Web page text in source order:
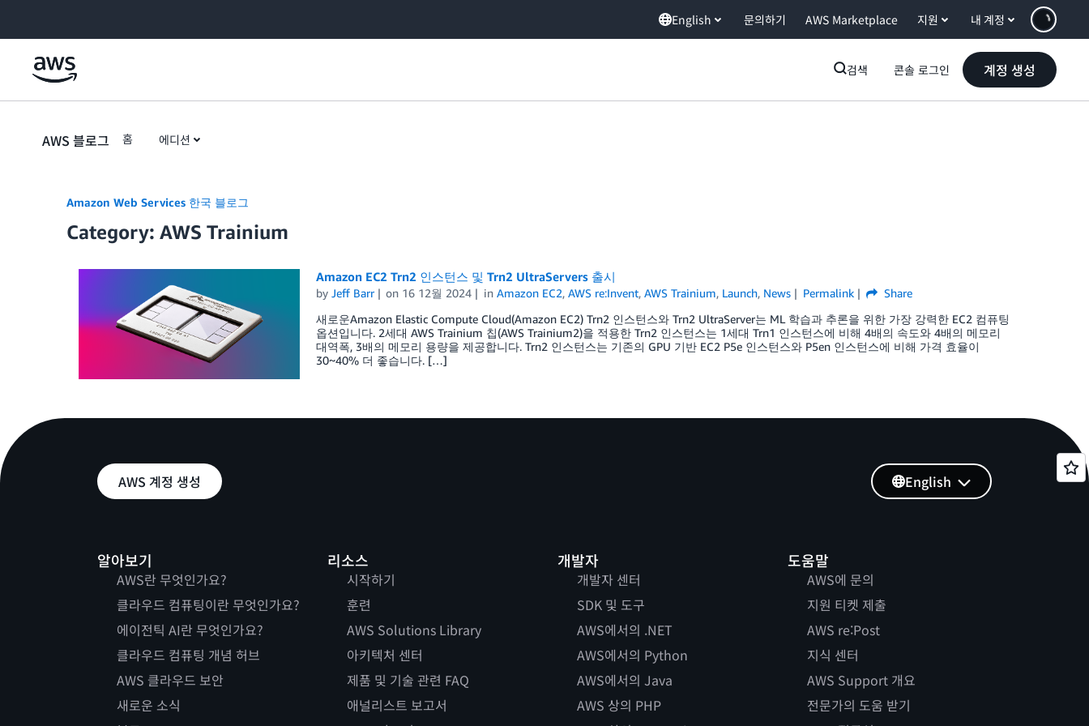
English 문의하기 AWS Marketplace 지원 내 계정
검색 콘솔 로그인 계정 생성
AWS 블로그 홈 에디션
Amazon Web Services 한국 블로그
Category: AWS Trainium
Amazon EC2 Trn2 인스턴스 및 Trn2 UltraServers 출시
by Jeff Barr on 16 12월 2024 inAmazon EC2,AWS re:Invent,AWS Trainium, Launch, News Permalink
Share
새로운Amazon Elastic Compute Cloud(Amazon EC2) Trn2 인스턴스와 Trn2 UltraServer는 ML 학습과 추론을 위한 가장 강력한 EC2 컴퓨팅
옵션입니다. 2세대 AWS Trainium 칩(AWS Trainium2)을 적용한 Trn2 인스턴스는 1세대 Trn1 인스턴스에 비해 4배의 속도와 4배의 메모리
대역폭, 3배의 메모리 용량을 제공합니다. Trn2 인스턴스는 기존의 GPU 기반 EC2 P5e 인스턴스와 P5en 인스턴스에 비해 가격 효율이
30~40% 더 좋습니다. […]
AWS 계정 생성
알아보기
AWS란 무엇인가요?
클라우드 컴퓨팅이란 무엇인가요?
에이전틱 AI란 무엇인가요?
클라우드 컴퓨팅 개념 허브
AWS 클라우드 보안
새로운 소식
리소스
시작하기
훈련
AWS Solutions Library
아키텍처 센터
제품 및 기술 관련 FAQ
애널리스트 보고서
개발자
개발자 센터
SDK 및 도구
AWS에서의 .NET
AWS에서의 Python
AWS에서의 Java
AWS 상의 PHP
도움말
AWS에 문의
지원 티켓 제출
AWS re:Post
지식 센터
AWS Support 개요
전문가의 도움 받기
English